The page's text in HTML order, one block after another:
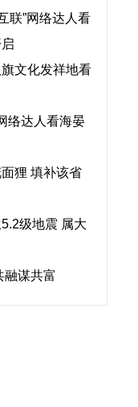
联”网络达人看
文化发祥地看
络达人看海晏
狸 填补该省
级地震 属大
融谋共富